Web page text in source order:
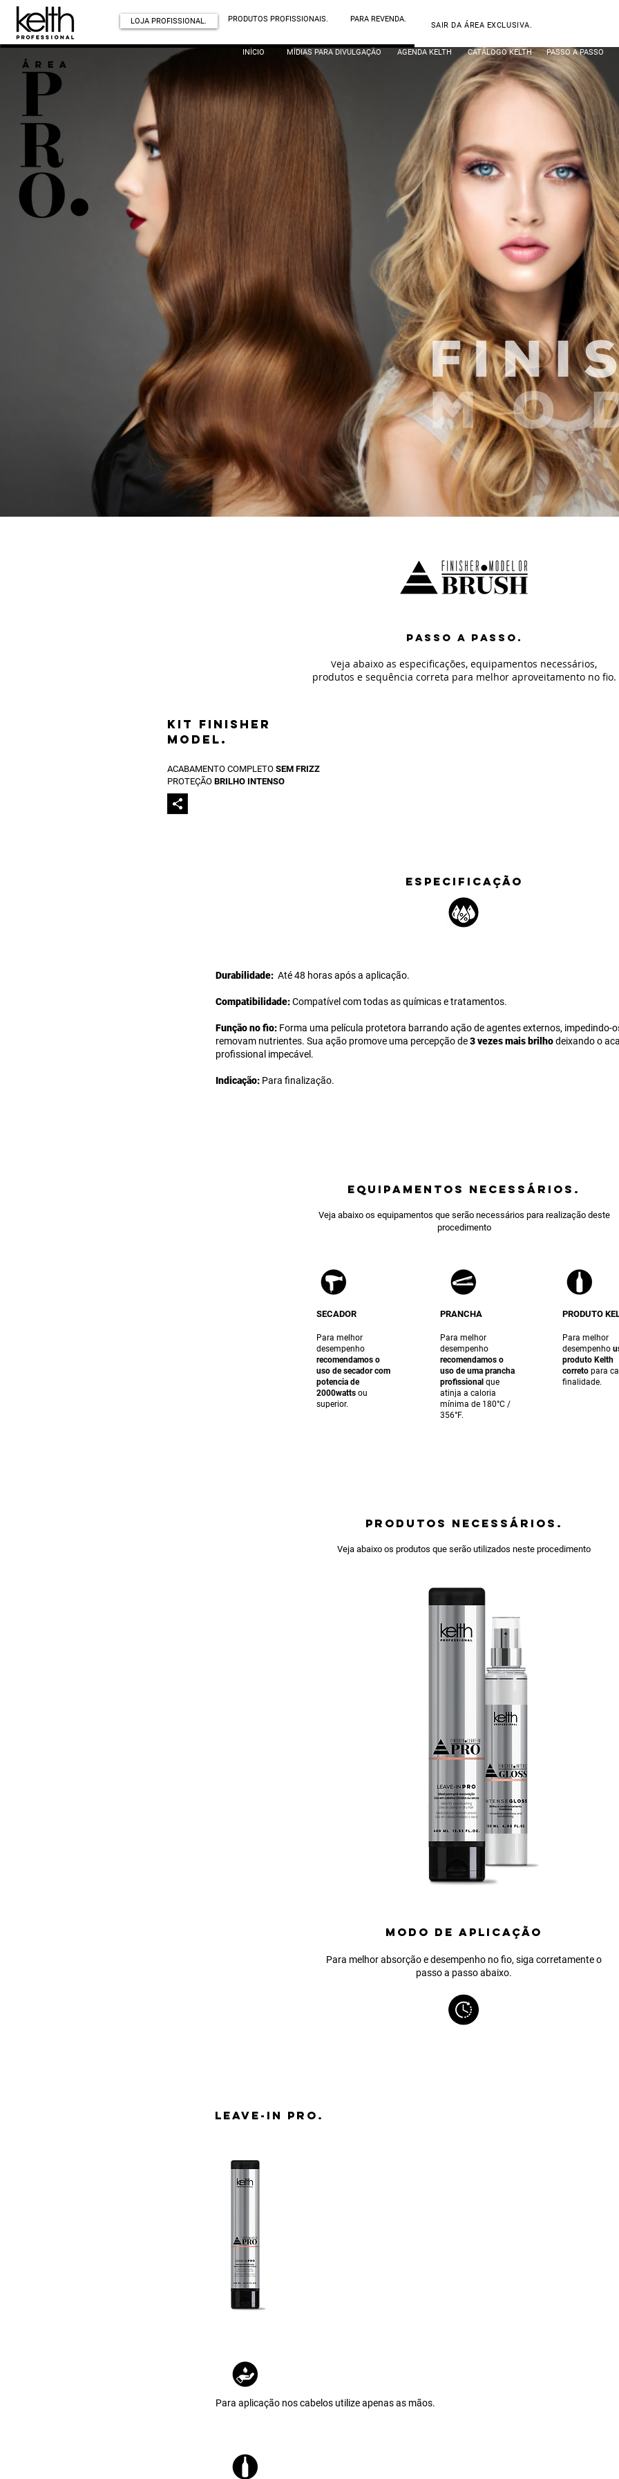
INÍCIO MÍDIAS PARA DIVULGAÇÃO AGENDA KELTH CATÁLOGO KELTH PASSO A PASSO
LOJA PROFISSIONAL. PRODUTOS PROFISSIONAIS. PARA REVENDA.
SAIR DA ÁREA EXCLUSIVA.
PASSO A PASSO.
Veja abaixo as especificações, equipamentos necessários,
produtos e sequência correta para melhor aproveitamento no fio.
Kit finisher
model.
ACABAMENTO COMPLETO SEM FRIZZ
PROTEÇÃO BRILHO INTENSO
ESPECIFICAÇÃO
Durabilidade: Até 48 horas após a aplicação.
Compatibilidade:Compatível com todas as químicas e tratamentos.
Função no fio: Forma uma película protetora barrando ação de agentes externos, impedindo-
removam nutrientes. Sua ação promove uma percepção de3 vezes mais brilhodeixando o
profissional impecável.
Indicação: Para finalização.
equipamentos NECESSÁRIOS.
Veja abaixo os equipamentos que serão necessários para realização deste
procedimento
SECADOR
Para melhor
desempenho
recomendamos o
uso de secador com
potencia de
2000watts ou
superior.
PRANCHA
Para melhor
desempenho
recomendamos o
uso de uma prancha
profissional que
atinja a caloria
mínima de 180°C /
356°F.
PRODUTO
Para melhor
desempenho
produto Kelth
correto para
finalidade.
PRODUTOS NECESSÁRIOS.
Veja abaixo os produtos que serão utilizados neste procedimento
MODO DE APLICAÇÃO
Para melhor absorção e desempenho no fio, siga corretamente o
passo a passo abaixo.
LEAVE-IN PRO.
Para aplicação nos cabelos utilize apenas as mãos.